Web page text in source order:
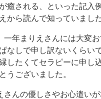
が癒される、といった記入
から読んで知っていまし
一年まりえさんには大変お
なしで申し訳ないくらい
したくてセラピーに申し
うございました。
さんの優しさやお心遣い